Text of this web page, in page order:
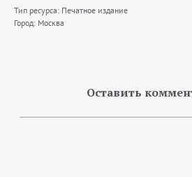
Тип ресурса: Печатное издание
Город: Москва
Оставить